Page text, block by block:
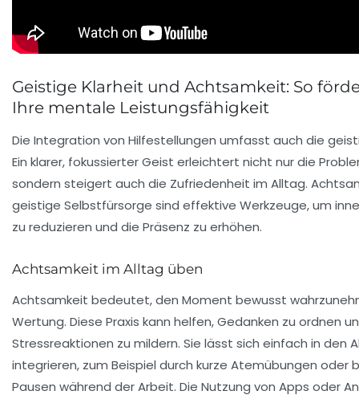
Geistige Klarheit und Achtsamkeit: So
Ihre mentale Leistungsfähigkeit
Die Integration von Hilfestellungen umfasst auch die
Ein klarer, fokussierter Geist erleichtert nicht nur die
sondern steigert auch die Zufriedenheit im Alltag.
geistige Selbstfürsorge sind effektive Werkzeuge, um
zu reduzieren und die Präsenz zu erhöhen.
Achtsamkeit im Alltag üben
Achtsamkeit bedeutet, den Moment bewusst
Wertung. Diese Praxis kann helfen, Gedanken zu ordnen
Stressreaktionen zu mildern. Sie lässt sich einfach in den
integrieren, zum Beispiel durch kurze Atemübungen oder
Pausen während der Arbeit. Die Nutzung von Apps oder